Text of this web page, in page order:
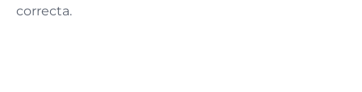
correcta​​.